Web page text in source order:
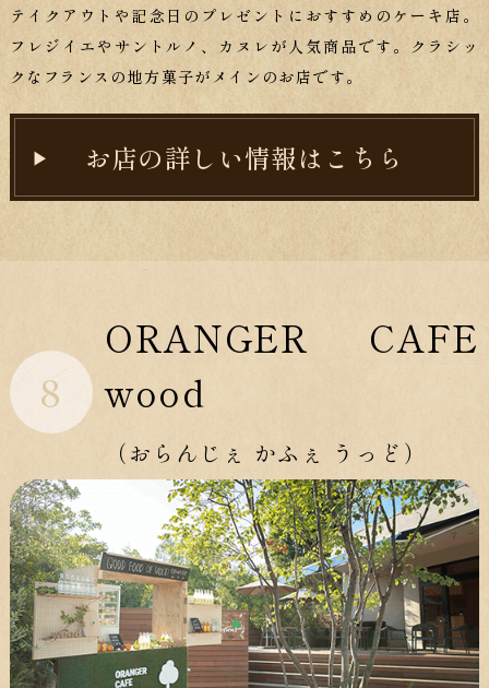
テイクアウトや記念日のプレゼントにおすすめのケーキ店。
フレジイエやサントルノ、カヌレが人気商品です。クラシッ
クなフランスの地方菓子がメインのお店です。
お店の詳しい情報はこちら
8
ORANGER CAFE
wood
（おらんじぇ かふぇ うっど）